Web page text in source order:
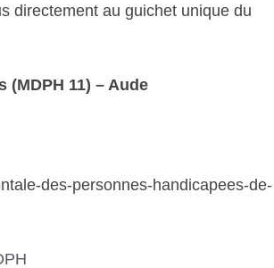
directement au guichet unique du
11) – Aude
des-personnes-handicapees-de-